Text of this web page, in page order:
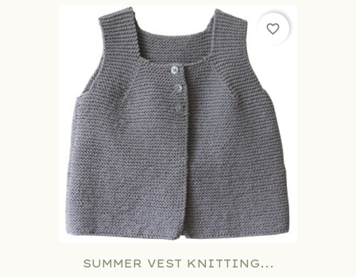
SUMMER VEST KNITTING...
favorite_border